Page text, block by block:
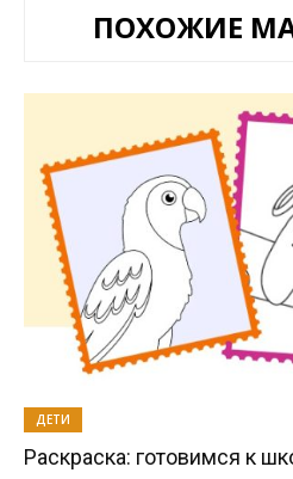
ПОХОЖИЕ
ДЕТИ
Раскраска: готовимся к